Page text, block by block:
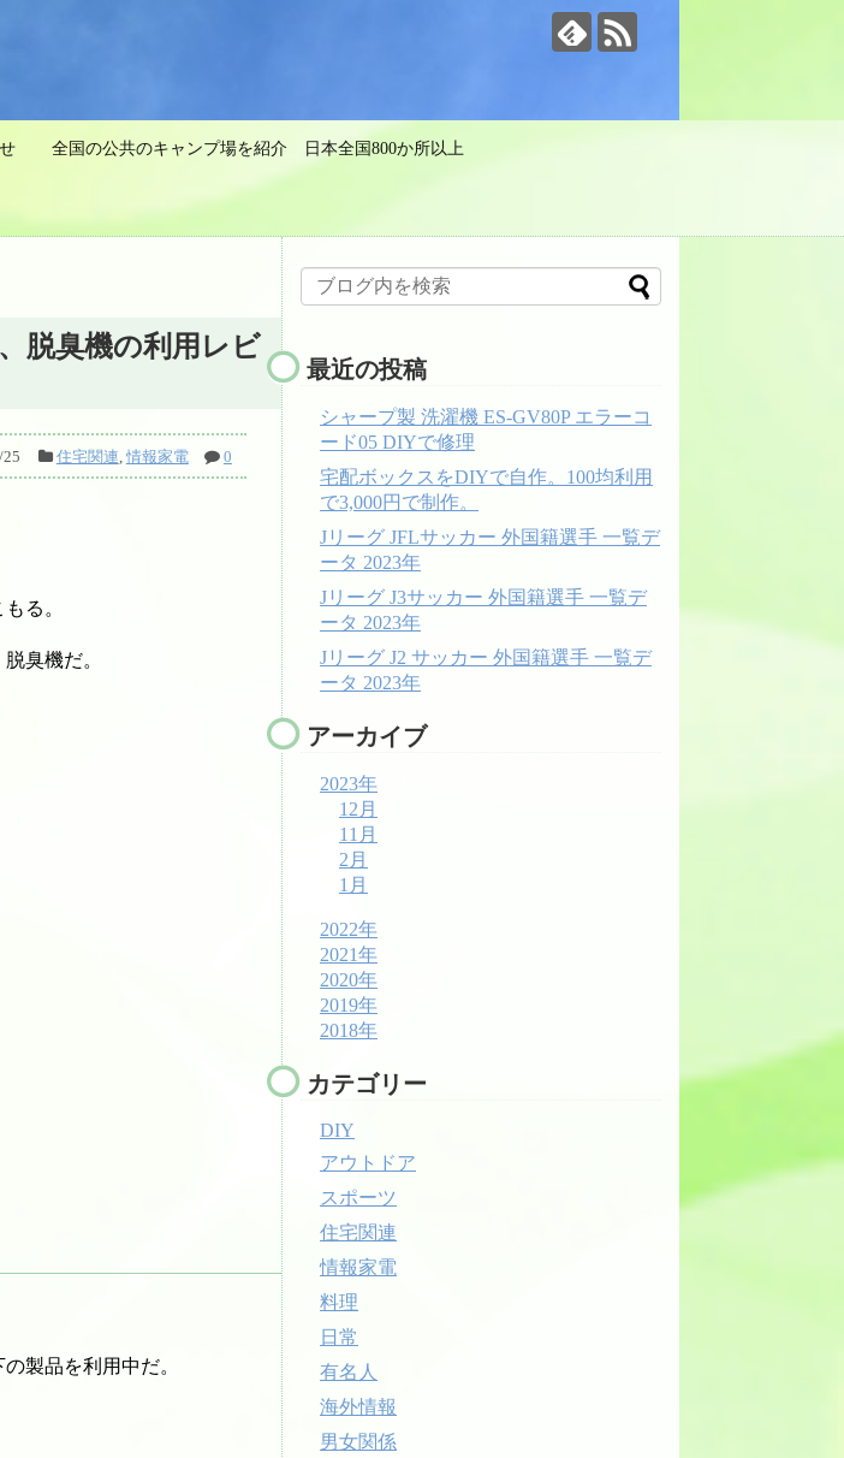
全国の公共のキャンプ場を紹介 日本全国800か所以上
脱臭機の利用レビ
住宅関連, 情報家電 0
る。
臭機だ。
製品を利用中だ。
最近の投稿
シャープ製 洗濯機 ES-GV80P エラーコ
ード05 DIYで修理
宅配ボックスをDIYで自作。100均利用
で3,000円で制作。
Jリーグ JFLサッカー 外国籍選手 一覧デ
ータ 2023年
Jリーグ J3サッカー 外国籍選手 一覧デ
ータ 2023年
Jリーグ J2 サッカー 外国籍選手 一覧デ
ータ 2023年
アーカイブ
2023年
12月
11月
2月
1月
2022年
2021年
2020年
2019年
2018年
カテゴリー
DIY
アウトドア
スポーツ
住宅関連
情報家電
料理
日常
有名人
海外情報
男女関係